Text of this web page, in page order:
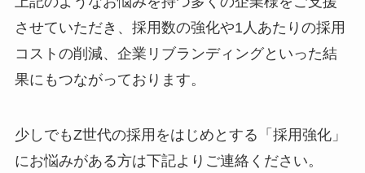
させていただき、採用数の強化や1人あたりの採用
コストの削減、企業リブランディングといった結
果にもつながっております。
少しでもZ世代の採用をはじめとする「採用強化」
にお悩みがある方は下記よりご連絡ください。